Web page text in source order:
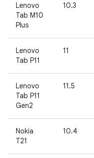
Lenovo
Tab M10
Plus
10.3
Lenovo
Tab P11
11
Lenovo
Tab P11
Gen2
11.5
Nokia
T21
10.4